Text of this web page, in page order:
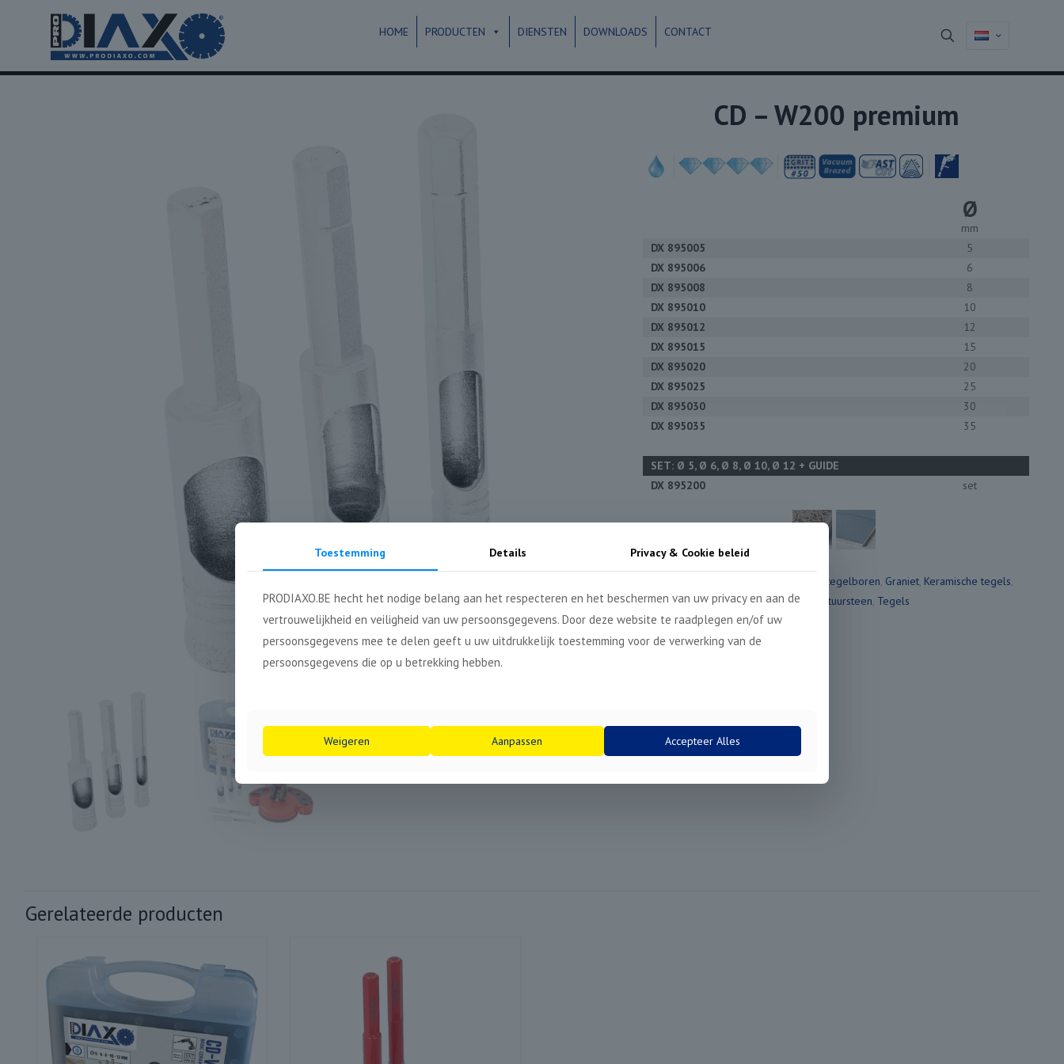
HOME PRODUCTEN DIENSTEN DOWNLOADS CONTACT
CD – W200 premium
Ø
mm
DX 895005
5
DX 895006
6
DX 895008
8
DX 895010
10
DX 895012
12
DX 895015
15
DX 895020
20
DX 895025
25
DX 895030
30
DX 895035
35
SET: Ø 5, Ø 6, Ø 8, Ø 10, Ø 12 + GUIDE
DX 895200
set
Carbide tegelboren, Graniet, Keramische tegels,
Natboren
Natuursteen, Tegels
Gerelateerde producten
Toestemming Details Privacy & Cookie beleid
PRODIAXO.BE hecht het nodige belang aan het respecteren en het beschermen van uw privacy en aan de
vertrouwelijkheid en veiligheid van uw persoonsgegevens. Door deze website te raadplegen en/of uw
persoonsgegevens mee te delen geeft u uw uitdrukkelijk toestemming voor de verwerking van de
persoonsgegevens die op u betrekking hebben.
Weigeren Aanpassen Accepteer Alles